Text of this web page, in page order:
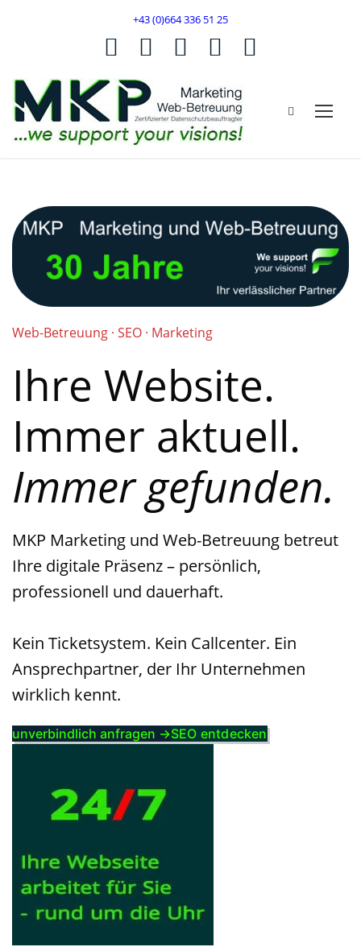
+43 (0)664 336 51 25
Web-Betreuung · SEO · Marketing
Ihre Website.
Immer aktuell.
Immer gefunden.
MKP Marketing und Web-Betreuung betreut
Ihre digitale Präsenz – persönlich,
professionell und dauerhaft.
Kein Ticketsystem. Kein Callcenter. Ein
Ansprechpartner, der Ihr Unternehmen
wirklich kennt.
unverbindlich anfragen →SEO entdecken